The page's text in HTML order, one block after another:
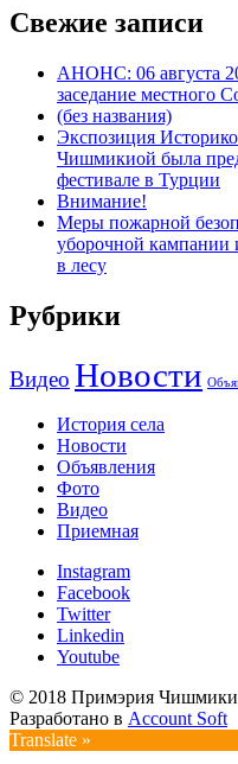
Свежие записи
АНОНС: 06 августа
заседание местного
(без названия)
Экспозиция
Чишмикиой была
фестивале в Турции
Внимание!
Меры пожарной
уборочной кампании
в лесу
Рубрики
Видео Новости
История села
Новости
Объявления
Фото
Видео
Приемная
Instagram
Facebook
Twitter
Linkedin
Youtube
© 2018 Примэрия
Разработано в Account Soft
Translate »